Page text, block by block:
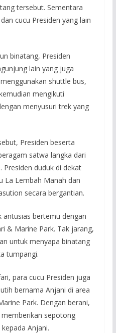
tersebut. Sementara
cucu Presiden yang lain
binatang, Presiden
lain yang juga
shuttle bus,
mengikuti
menyusuri trek yang
Presiden beserta
satwa langka dari
Presiden duduk di dekat
La Lembah Manah dan
secara bergantian.
antusias bertemu dengan
& Marine Park. Tak jarang,
untuk menyapa binatang
tumpangi.
para cucu Presiden juga
bernama Anjani di area
Park. Dengan berani,
memberikan sepotong
Anjani.